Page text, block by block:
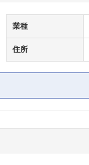
業種
住所